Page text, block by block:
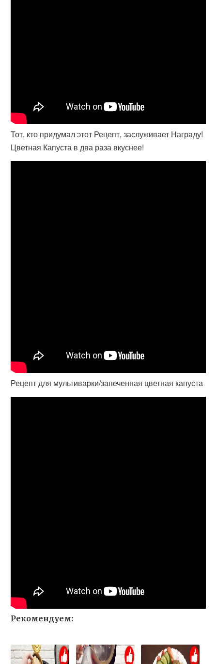
Тот, кто придумал этот Рецепт, заслуживает Награду!
Цветная Капуста в два раза вкуснее!
Рецепт для мультиварки/запеченная цветная капуста
Рекомендуем: